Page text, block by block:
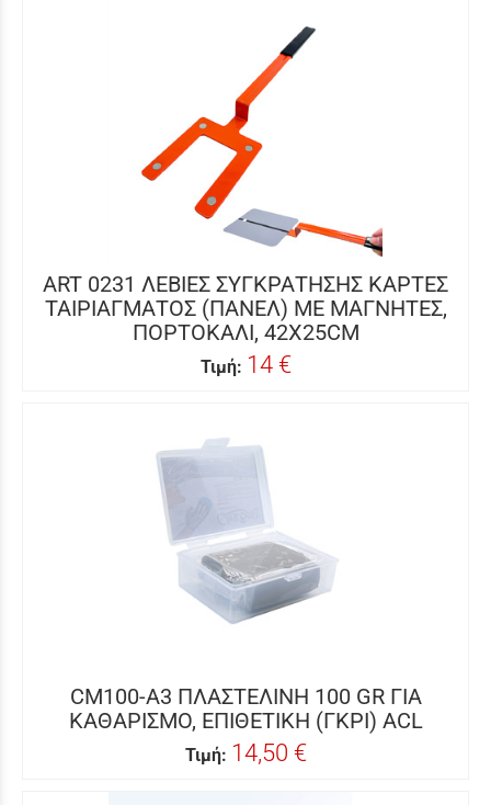
ART 0231 ΛΕΒΙΕΣ ΣΥΓΚΡΑΤΗΣΗΣ ΚΑΡΤΕΣ
ΤΑΙΡΙΑΓΜΑΤΟΣ (ΠΑΝΕΛ) ΜΕ ΜΑΓΝΗΤΕΣ,
ΠΟΡΤΟΚΑΛΙ, 42X25CM
Τιμή: 14 €
CM100-A3 ΠΛΑΣΤΕΛΙΝΗ 100 GR ΓΙΑ
ΚΑΘΑΡΙΣΜΟ, ΕΠΙΘΕΤΙΚΗ (ΓΚΡΙ) ACL
Τιμή: 14,50 €